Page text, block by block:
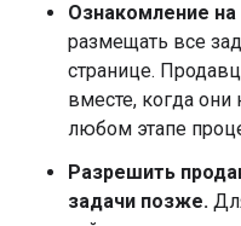
Ознакомление
размещать все
странице.
вместе, когда они
любом этапе
Разрешить
задачи позже.